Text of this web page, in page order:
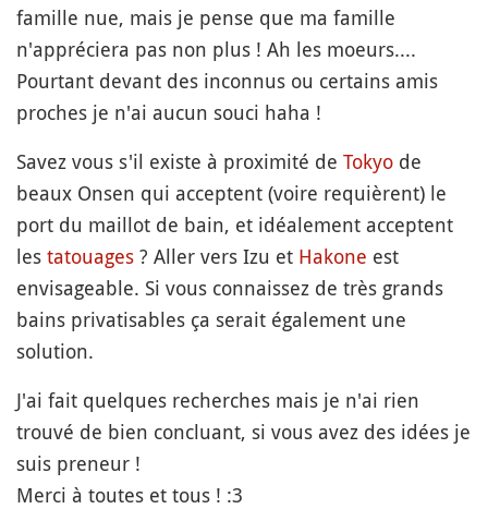
famille nue, mais je pense que ma famille
n'appréciera pas non plus ! Ah les moeurs....
Pourtant devant des inconnus ou certains amis
proches je n'ai aucun souci haha !
Savez vous s'il existe à proximité de Tokyo de
beaux Onsen qui acceptent (voire requièrent) le
port du maillot de bain, et idéalement acceptent
les tatouages ? Aller vers Izu et Hakone est
envisageable. Si vous connaissez de très grands
bains privatisables ça serait également une
solution.
J'ai fait quelques recherches mais je n'ai rien
trouvé de bien concluant, si vous avez des idées je
suis preneur !
Merci à toutes et tous ! :3